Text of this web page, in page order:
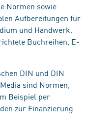
Normen sowie
Aufbereitungen für
und Handwerk.
Buchreihen, E-
DIN und DIN
sind Normen,
Beispiel per
zur Finanzierung